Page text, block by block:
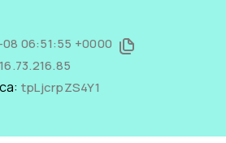
06:51:55 +0000
tpLjcrpZS4Y1